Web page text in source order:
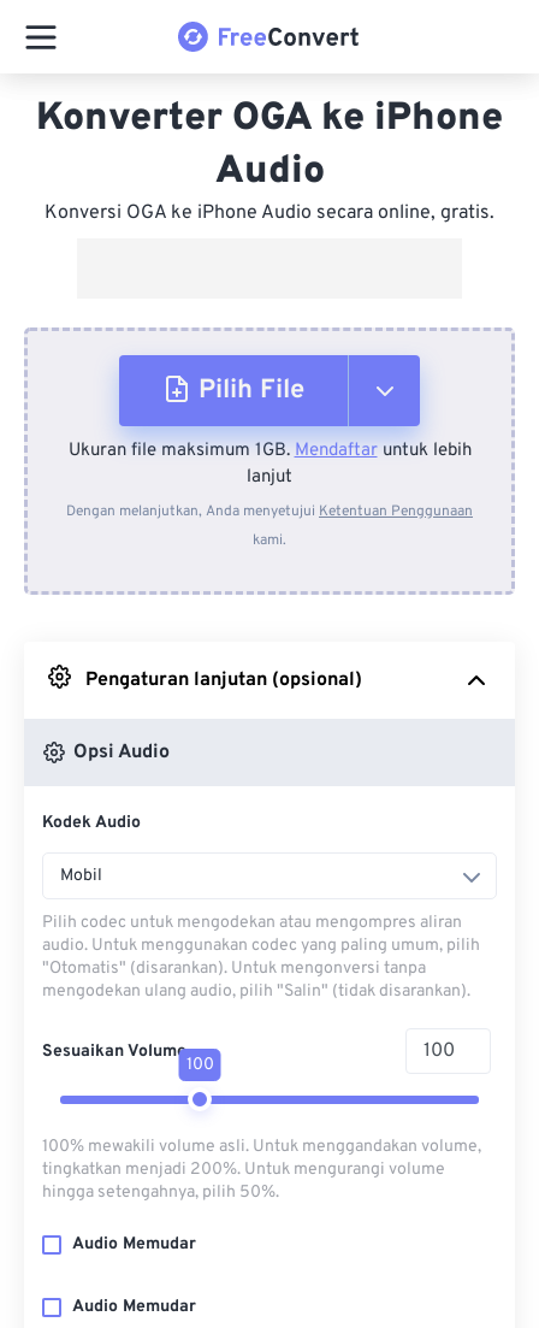
Konverter OGA ke iPhone
Audio
Konversi OGA ke iPhone Audio secara online, gratis.
Pilih File
Dari Perangkat
Dari Dropbox
Ukuran file maksimum 1GB.Mendaftaruntuk lebih
lanjut
Dengan melanjutkan, Anda menyetujui Ketentuan Penggunaan
kami.
Pengaturan lanjutan (opsional)
Opsi Audio
Kodek Audio
Mobil
Pilih codec untuk mengodekan atau mengompres aliran
audio. Untuk menggunakan codec yang paling umum, pilih
"Otomatis" (disarankan). Untuk mengonversi tanpa
mengodekan ulang audio, pilih "Salin" (tidak disarankan).
Sesuaikan Volume
100
100% mewakili volume asli. Untuk menggandakan volume,
tingkatkan menjadi 200%. Untuk mengurangi volume
hingga setengahnya, pilih 50%.
Audio Memudar
Audio Memudar